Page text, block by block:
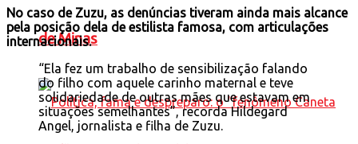
de Minas
No caso de Zuzu, as denúncias tiveram ainda mais alcance
pela posição dela de estilista famosa, com articulações
internacionais.
“Ela fez um trabalho de sensibilização falando
do filho com aquele carinho maternal e teve
solidariedade de outras mães que estavam em
situações semelhantes”, recorda Hildegard
Angel, jornalista e filha de Zuzu.